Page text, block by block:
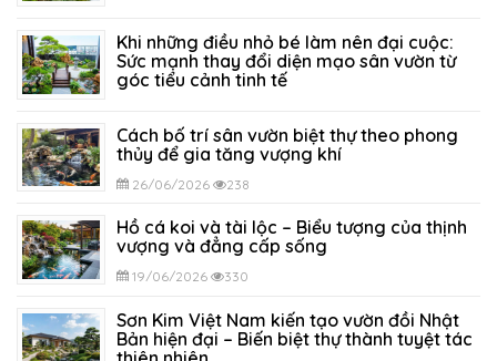
Khi những điều nhỏ bé làm nên đại cuộc:
Sức mạnh thay đổi diện mạo sân vườn từ
góc tiểu cảnh tinh tế
Cách bố trí sân vườn biệt thự theo phong
thủy để gia tăng vượng khí
26/06/2026 238
Hồ cá koi và tài lộc – Biểu tượng của thịnh
vượng và đẳng cấp sống
19/06/2026 330
Sơn Kim Việt Nam kiến tạo vườn đồi Nhật
Bản hiện đại – Biến biệt thự thành tuyệt tác